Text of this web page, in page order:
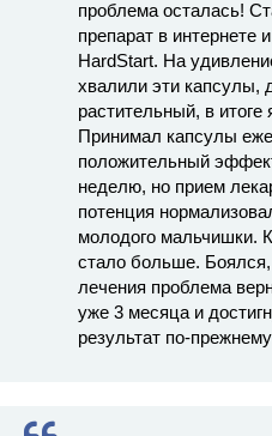
проблема осталась!
препарат в интернете
HardStart. На
хвалили эти капсулы,
растительный, в
Принимал капсулы
положительный
неделю, но прием
потенция
молодого мальчишки.
стало больше.
лечения проблема
уже 3 месяца и
результат по-